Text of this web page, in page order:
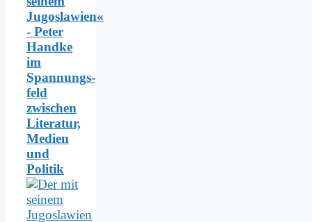
Jugoslawien«
- Peter
Handke
im
Spannungs­
feld
zwischen
Literatur,
Medien
und
Politik